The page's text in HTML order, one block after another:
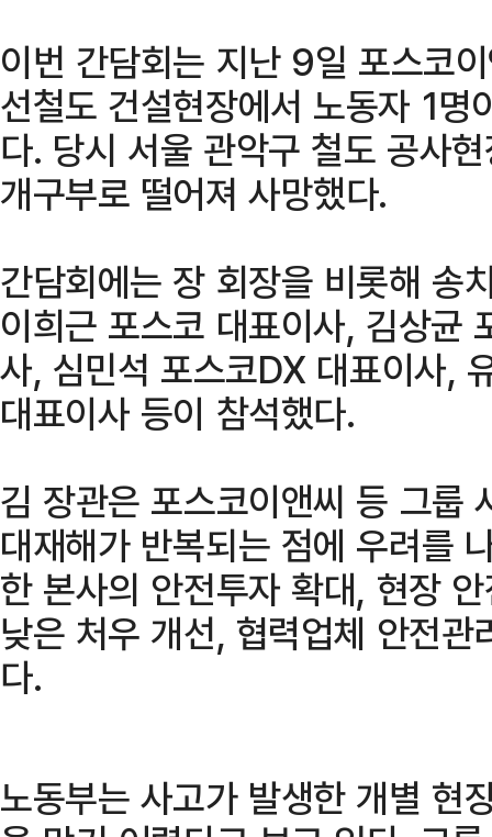
이번 간담회는 지난 9일 포스코
선철도 건설현장에서 노동자 1
다. 당시 서울 관악구 철도 공사
개구부로 떨어져 사망했다.
간담회에는 장 회장을 비롯해 송
이희근 포스코 대표이사, 김상균
사, 심민석 포스코DX 대표이사,
대표이사 등이 참석했다.
김 장관은 포스코이앤씨 등 그룹
대재해가 반복되는 점에 우려를
한 본사의 안전투자 확대, 현장
낮은 처우 개선, 협력업체 안전
다.
노동부는 사고가 발생한 개별 현